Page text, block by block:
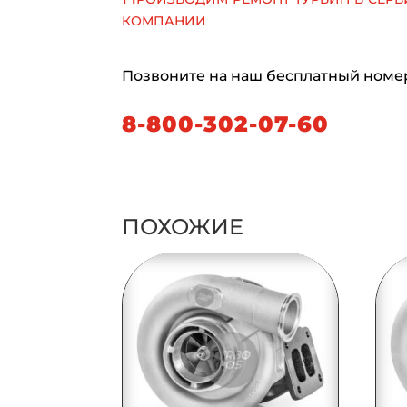
компании
Позвоните на наш бесплатный
8-800-302-07-60
ПОХОЖИЕ